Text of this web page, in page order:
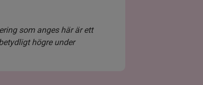
som anges här är ett
högre under